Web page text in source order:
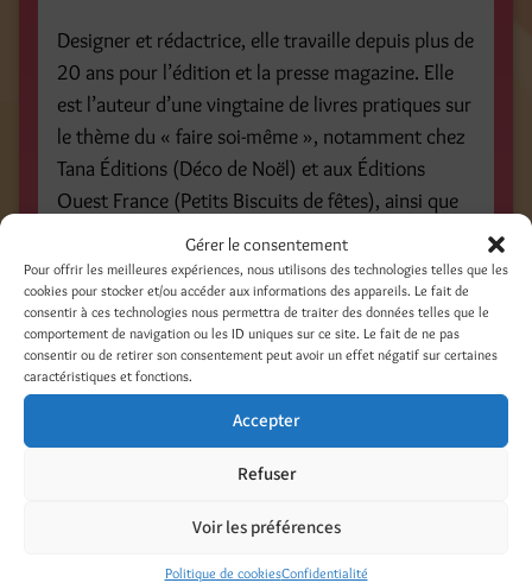
Gérer le consentement
Pour offrir les meilleures expériences, nous utilisons des technologies telles que les
cookies pour stocker et/ou accéder aux informations des appareils. Le fait de
consentir à ces technologies nous permettra de traiter des données telles que le
comportement de navigation ou les ID uniques sur ce site. Le fait de ne pas
consentir ou de retirer son consentement peut avoir un effet négatif sur certaines
caractéristiques et fonctions.
Accepter
Refuser
Voir les préférences
Politique de cookiesConfidentialité
Designer et rédactrice, elle travaille depuis plus de
20 ans pour l’édition et la presse magazine. Elle
est l’auteur d’une vingtaine de livres pratiques sur
le thème du « faire soi-même », notamment chez
Tana Éditions (Déco de Noël) et aux Éditions
Ouest France (Petits Biscuits de fêtes), ainsi que
chez Prat éditions avec les 1001 secrets de
bricolage.
http://www.amazon.fr/1001-secrets-
No%C3%ABl-Denise-Crolle-
Terzaghi/dp/2810415218/ref=sr_1_1?
s=books&ie=UTF8&qid=1446646241&sr=1-
1&keywords=1001+secrets+de+noel/